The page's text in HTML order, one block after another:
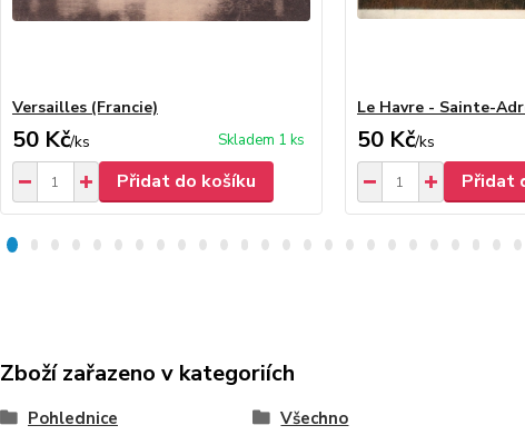
Versailles (Francie)
50 Kč/ks Skladem 1 ks
Přidat do košíku
Le Havre - Sainte-
50 Kč/ks
Přidat
Zboží zařazeno v kategoriích
Pohlednice Všechno